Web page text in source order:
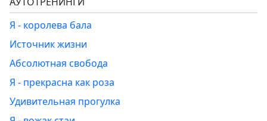
Я - королева бала
Источник жизни
Абсолютная свобода
Я - прекрасна как роза
Удивительная прогулка